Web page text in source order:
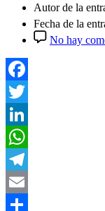
Autor de la
Fecha de la
No hay
Facebook
Twitter
LinkedIn
WhatsApp
Telegram
Email